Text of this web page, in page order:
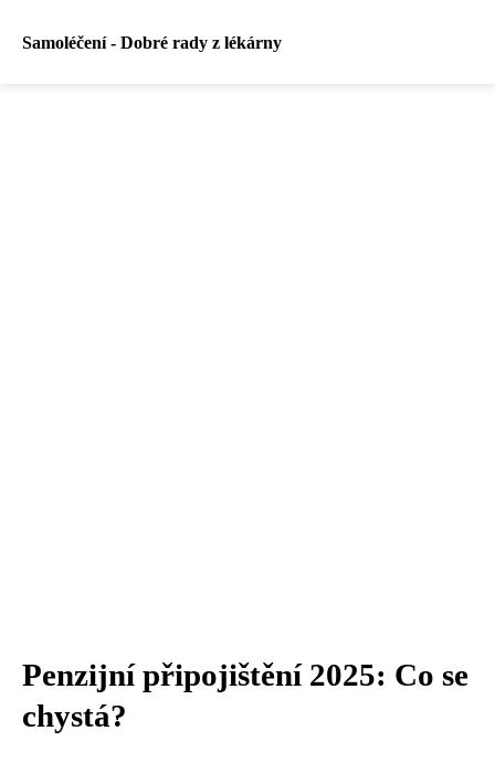
Samoléčení - Dobré rady z lékárny
Penzijní připojištění 2025: Co se
chystá?